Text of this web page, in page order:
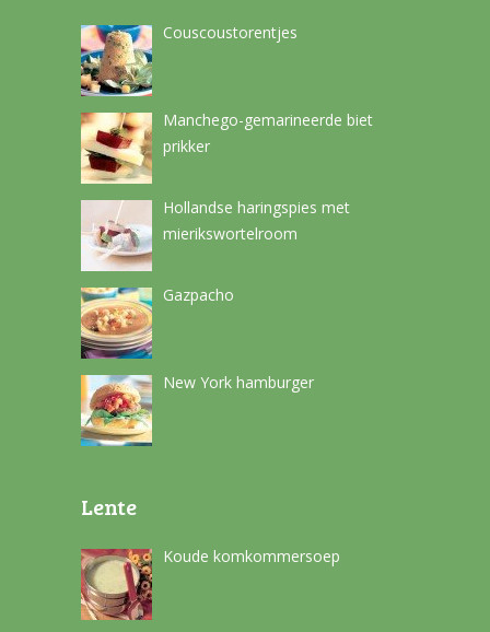
Couscoustorentjes
Manchego-gemarineerde biet
prikker
Hollandse haringspies met
mierikswortelroom
Gazpacho
New York hamburger
Lente
Koude komkommersoep